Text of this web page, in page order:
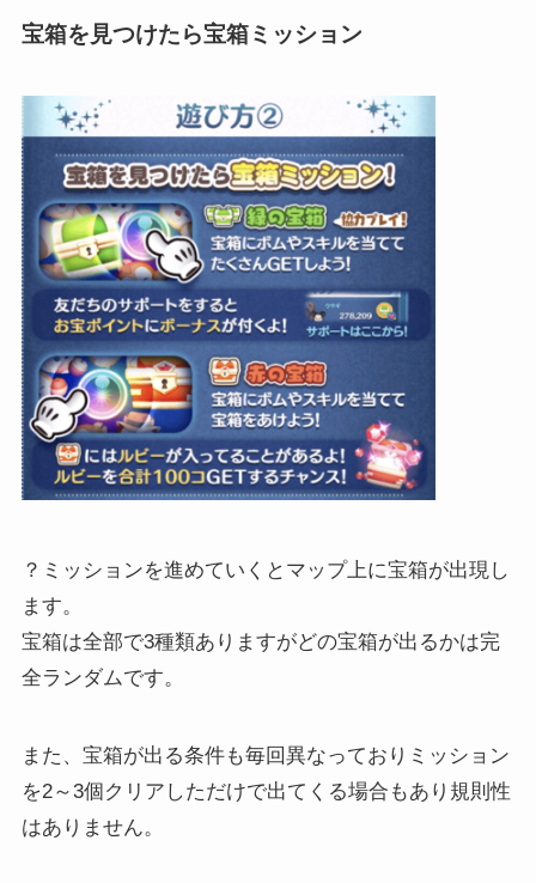
宝箱を見つけたら宝箱ミッション
？ミッションを進めていくとマップ上に宝箱が出現し
ます。
宝箱は全部で3種類ありますがどの宝箱が出るかは完
全ランダムです。
また、宝箱が出る条件も毎回異なっておりミッション
を2～3個クリアしただけで出てくる場合もあり規則性
はありません。